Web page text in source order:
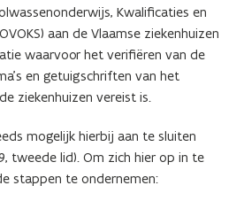
Kwalificaties en
aan de Vlaamse ziekenhuizen
waarvoor het verifiëren van de
en getuigschriften van het
ziekenhuizen vereist is.
mogelijk hierbij aan te sluiten
tweede lid). Om zich hier op in te
stappen te ondernemen: